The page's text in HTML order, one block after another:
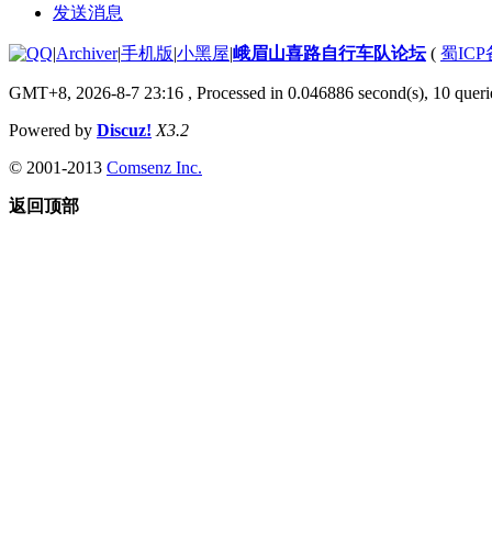
发送消息
|Archiver|手机版|小黑屋|峨眉山喜路自行车队论坛( 蜀ICP
GMT+8, 2026-8-7 23:16 , Processed in 0.046886 second(s), 10
Powered by Discuz! X3.2
© 2001-2013 Comsenz Inc.
返回顶部